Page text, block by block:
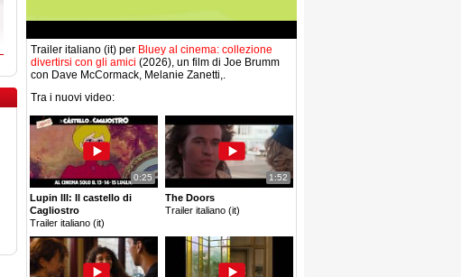
Trailer italiano (it) per Bluey al cinema: collezione
divertirsi con gli amici (2026), un film di Joe Brumm
con Dave McCormack, Melanie Zanetti,.
Tra i nuovi video:
0:25
Lupin III: Il castello di
Cagliostro
Trailer italiano (it)
1:52
The Doors
Trailer italiano (it)